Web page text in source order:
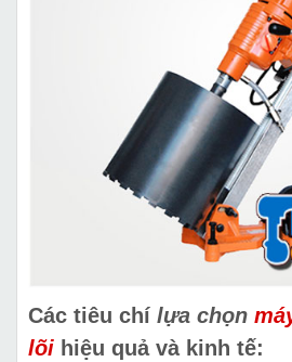
Các tiêu chí lựa chọn
lõi hiệu quả và kinh tế: